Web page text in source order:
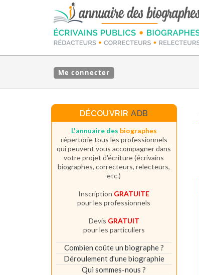
Me connecter
DÉCOUVRIRADB
L'annuaire des biographes
répertorie tous les professionnels
qui peuvent vous accompagner dans
votre projet d'écriture (écrivains
biographes, correcteurs, relecteurs,
etc.)
Inscription GRATUITE
pour les professionnels
Devis GRATUIT
pour les particuliers
Combien coûte un biographe ?
Déroulement d'une biographie
Qui sommes-nous ?